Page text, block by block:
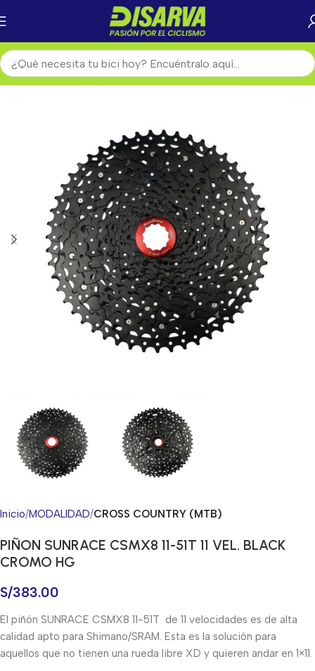
Inicio MODALIDAD CROSS COUNTRY (MTB)
PIÑON SUNRACE CSMX8 11-51T 11 VEL. BLACK
CROMO HG
S/383.00
El piñón SUNRACE CSMX8 11-51T de 11 velocidades es de alta
calidad apto para Shimano/SRAM. Esta es la solución para
aquellos que no tienen una rueda libre XD y quieren andar en 1×11.